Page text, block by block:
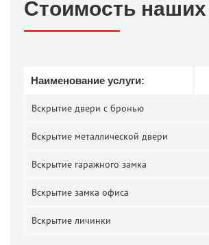
Стоимость наших
Наименование услуги:
Вскрытие двери с бронью
Вскрытие металлической двери
Вскрытие гаражного замка
Вскрытие замка офиса
Вскрытие личинки